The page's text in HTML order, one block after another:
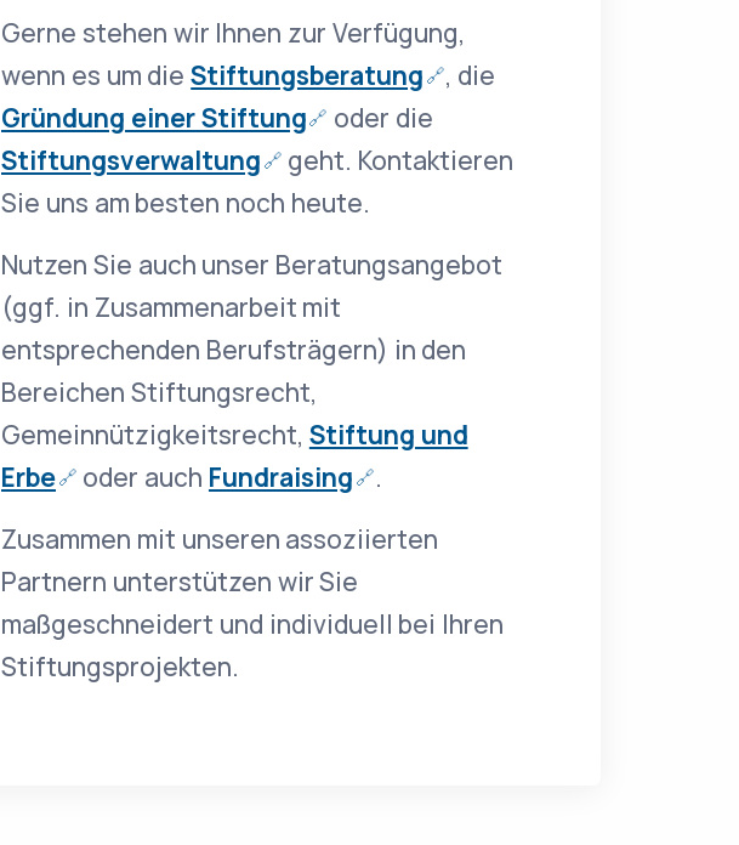
Gerne stehen wir Ihnen zur Verfügung,
wenn es um dieStiftungsberatung
, die
Gründung einer Stiftung
oder die
Stiftungsverwaltung
geht. Kontaktieren
Sie uns am besten noch heute.
Nutzen Sie auch unser Beratungsangebot
(ggf. in Zusammenarbeit mit
entsprechenden Berufsträgern) in den
Bereichen Stiftungsrecht,
Gemeinnützigkeitsrecht, Stiftung und
Erbe
oder auch Fundraising
.
Zusammen mit unseren assoziierten
Partnern unterstützen wir Sie
maßgeschneidert und individuell bei Ihren
Stiftungsprojekten.